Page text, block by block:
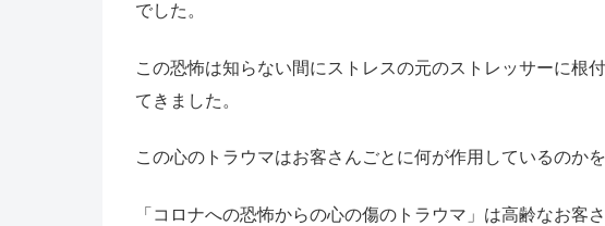
でした。
この恐怖は知らない間にストレスの元のストレッサーに根
てきました。
この心のトラウマはお客さんごとに何が作用しているのか
「コロナへの恐怖からの心の傷のトラウマ」は高齢なお客